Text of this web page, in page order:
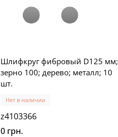
Шлифкруг фибровый D125 мм;
зерно 100; дерево; металл; 10
шт.
Нет в наличии
z4103366
0 грн.